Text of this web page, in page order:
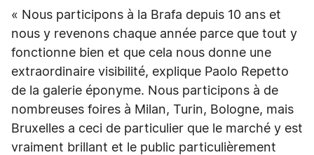
« Nous participons à la Brafa depuis 10 ans et
nous y revenons chaque année parce que tout y
fonctionne bien et que cela nous donne une
extraordinaire visibilité, explique Paolo Repetto
de la galerie éponyme. Nous participons à de
nombreuses foires à Milan, Turin, Bologne, mais
Bruxelles a ceci de particulier que le marché y est
vraiment brillant et le public particulièrement